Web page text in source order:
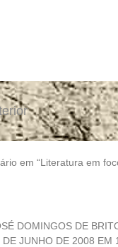
em “Literatura em
DOMINGOS DE
DE JUNHO DE 2008 EM